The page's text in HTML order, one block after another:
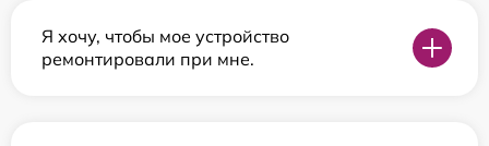
Я хочу, чтобы мое устройство
ремонтировали при мне.